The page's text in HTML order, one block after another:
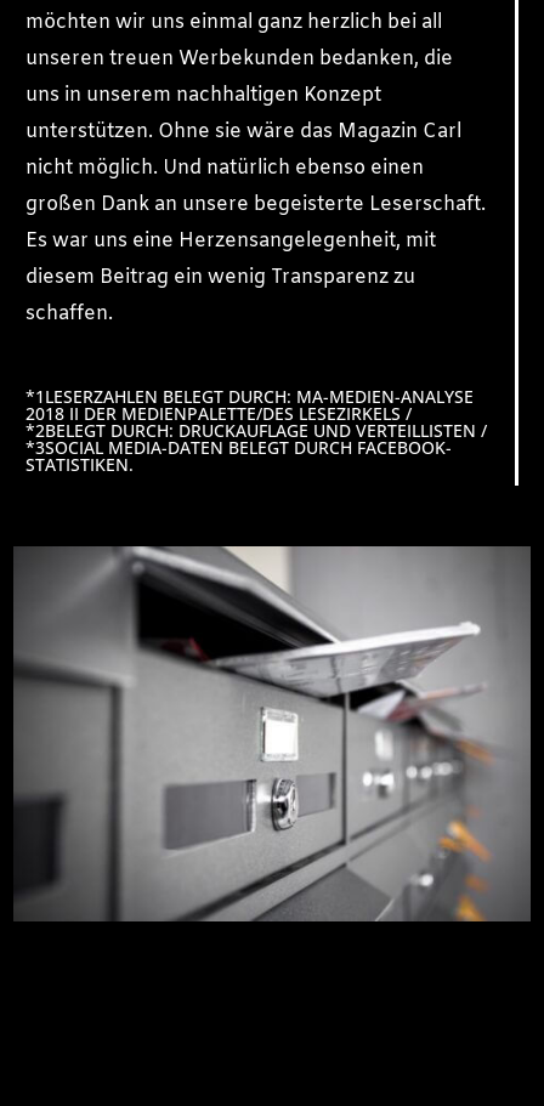
möchten wir uns einmal ganz herzlich bei all
unseren treuen Werbekunden bedanken, die
uns in unserem nachhaltigen Konzept
unterstützen. Ohne sie wäre das Magazin Carl
nicht möglich. Und natürlich ebenso einen
großen Dank an unsere begeisterte Leserschaft.
Es war uns eine Herzensangelegenheit, mit
diesem Beitrag ein wenig Transparenz zu
schaffen.
*1LESERZAHLEN BELEGT DURCH: MA-MEDIEN-ANALYSE
2018 II DER MEDIENPALETTE/DES LESEZIRKELS /
*2BELEGT DURCH: DRUCKAUFLAGE UND VERTEILLISTEN /
*3SOCIAL MEDIA-DATEN BELEGT DURCH FACEBOOK-
STATISTIKEN.